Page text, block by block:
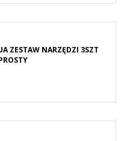
ZESTAW NARZĘDZI 3SZT